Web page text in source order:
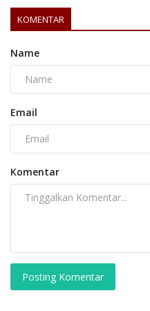
KOMENTAR
Name
Email
Komentar
Posting Komentar